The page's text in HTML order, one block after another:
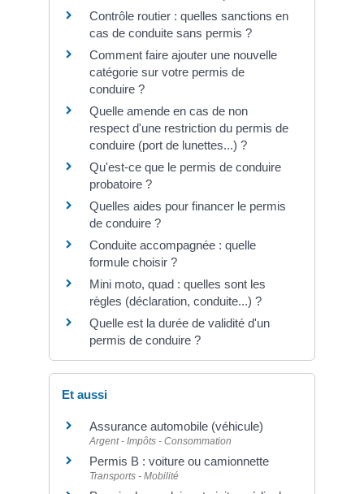
Contrôle routier : quelles sanctions en
cas de conduite sans permis ?
Comment faire ajouter une nouvelle
catégorie sur votre permis de
conduire ?
Quelle amende en cas de non
respect d'une restriction du permis de
conduire (port de lunettes...) ?
Qu'est-ce que le permis de conduire
probatoire ?
Quelles aides pour financer le permis
de conduire ?
Conduite accompagnée : quelle
formule choisir ?
Mini moto, quad : quelles sont les
règles (déclaration, conduite...) ?
Quelle est la durée de validité d'un
permis de conduire ?
Et aussi
Assurance automobile (véhicule)
Argent - Impôts - Consommation
Permis B : voiture ou camionnette
Transports - Mobilité